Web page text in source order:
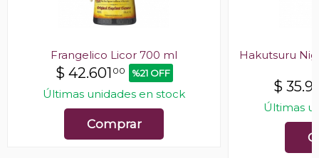
Frangelico Licor 700 ml
$ 42.601 00 %21 OFF
Últimas unidades en stock
Comprar
Hakutsuru
$
Últimas